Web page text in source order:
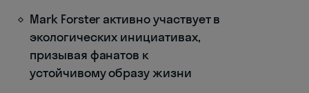
Mark Forster активно участвует в
экологических инициативах,
призывая фанатов к
устойчивому образу жизни